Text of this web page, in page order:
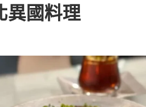
異國料理